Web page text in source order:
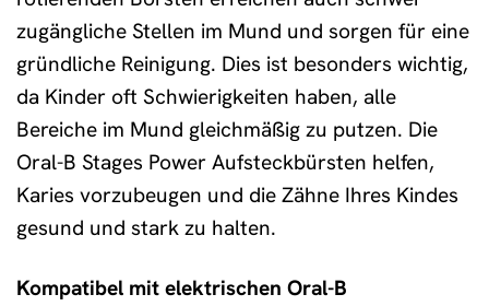
zugängliche Stellen im Mund und sorgen für eine
gründliche Reinigung. Dies ist besonders wichtig,
da Kinder oft Schwierigkeiten haben, alle
Bereiche im Mund gleichmäßig zu putzen. Die
Oral-B Stages Power Aufsteckbürsten helfen,
Karies vorzubeugen und die Zähne Ihres Kindes
gesund und stark zu halten.
Kompatibel mit elektrischen Oral-B